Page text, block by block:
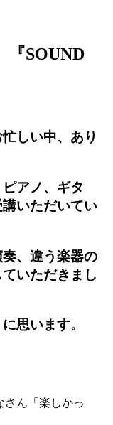
『SOUND
しい中、あり
アノ、ギタ
いただいてい
、違う楽器の
いただきまし
思います。
さん「楽しかっ